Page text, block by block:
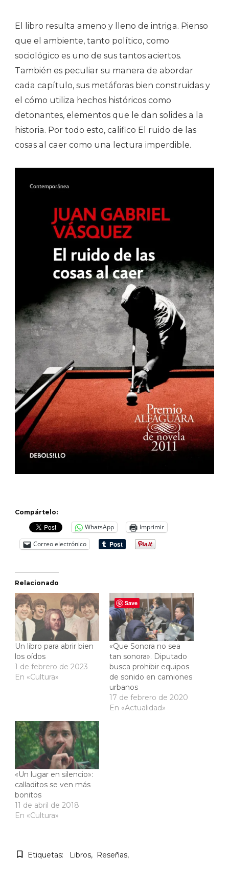
El libro resulta ameno y lleno de intriga. Pienso
que el ambiente, tanto político, como
sociológico es uno de sus tantos aciertos.
También es peculiar su manera de abordar
cada capítulo, sus metáforas bien construidas y
el cómo utiliza hechos históricos como
detonantes, elementos que le dan solides a la
historia. Por todo esto, califico El ruido de las
cosas al caer como una lectura imperdible.
Compártelo:
WhatsApp
Imprimir
Correo electrónico
Relacionado
Un libro para abrir bien
los oídos
1 de febrero de 2023
En «Cultura»
«Que Sonora no sea
tan sonora». Diputado
busca prohibir equipos
de sonido en camiones
urbanos
17 de febrero de 2020
En «Actualidad»
«Un lugar en silencio»:
calladitos se ven más
bonitos
11 de abril de 2018
En «Cultura»
Etiquetas: Libros Reseñas
Save